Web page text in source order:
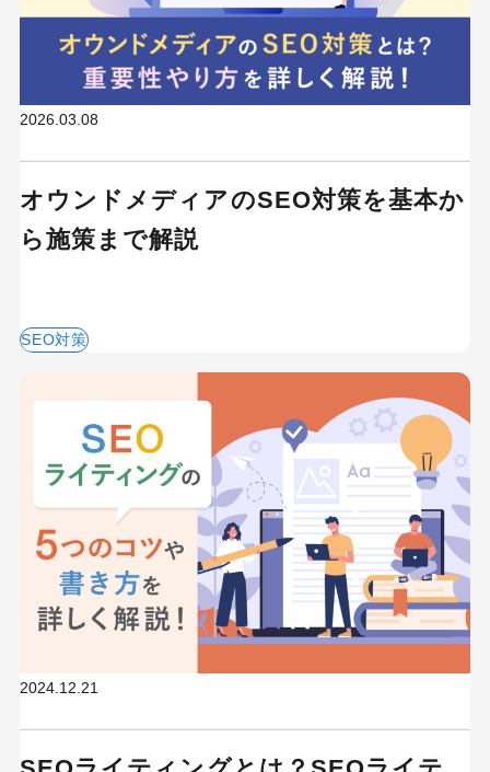
2026.03.08
オウンドメディアのSEO対策を基本か
ら施策まで解説
SEO対策
2024.12.21